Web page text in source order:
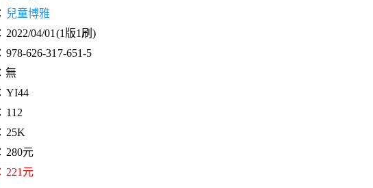
兒童博雅
2022/04/01(1版1刷)
978-626-317-651-5
無
元
221元